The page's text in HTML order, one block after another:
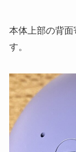
本体上部の背面
す。